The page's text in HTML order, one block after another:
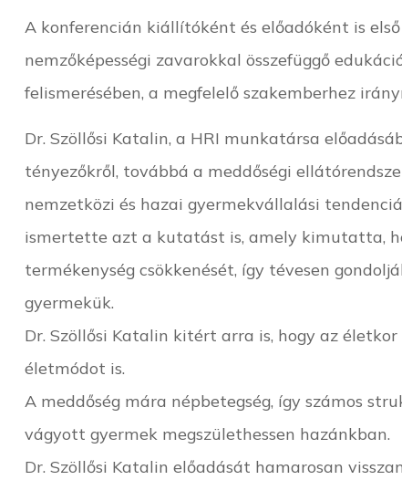
A konferencián kiállítóként és előadóként is
nemzőképességi zavarokkal összefüggő
felismerésében, a megfelelő szakemberhez
Dr. Szöllősi Katalin, a HRI munkatársa
tényezőkről, továbbá a meddőségi
nemzetközi és hazai gyermekvállalási
ismertette azt a kutatást is, amely kimutatta,
termékenység csökkenését, így tévesen
gyermekük.
Dr. Szöllősi Katalin kitért arra is, hogy az
életmódot is.
A meddőség mára népbetegség, így számos
vágyott gyermek megszülethessen hazánkban.
Dr. Szöllősi Katalin előadását hamarosan